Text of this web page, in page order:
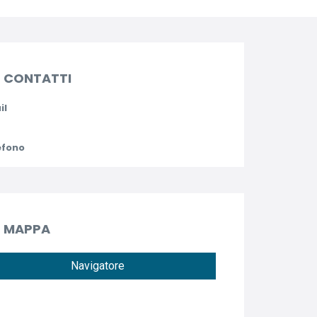
CONTATTI
MAPPA
Navigatore